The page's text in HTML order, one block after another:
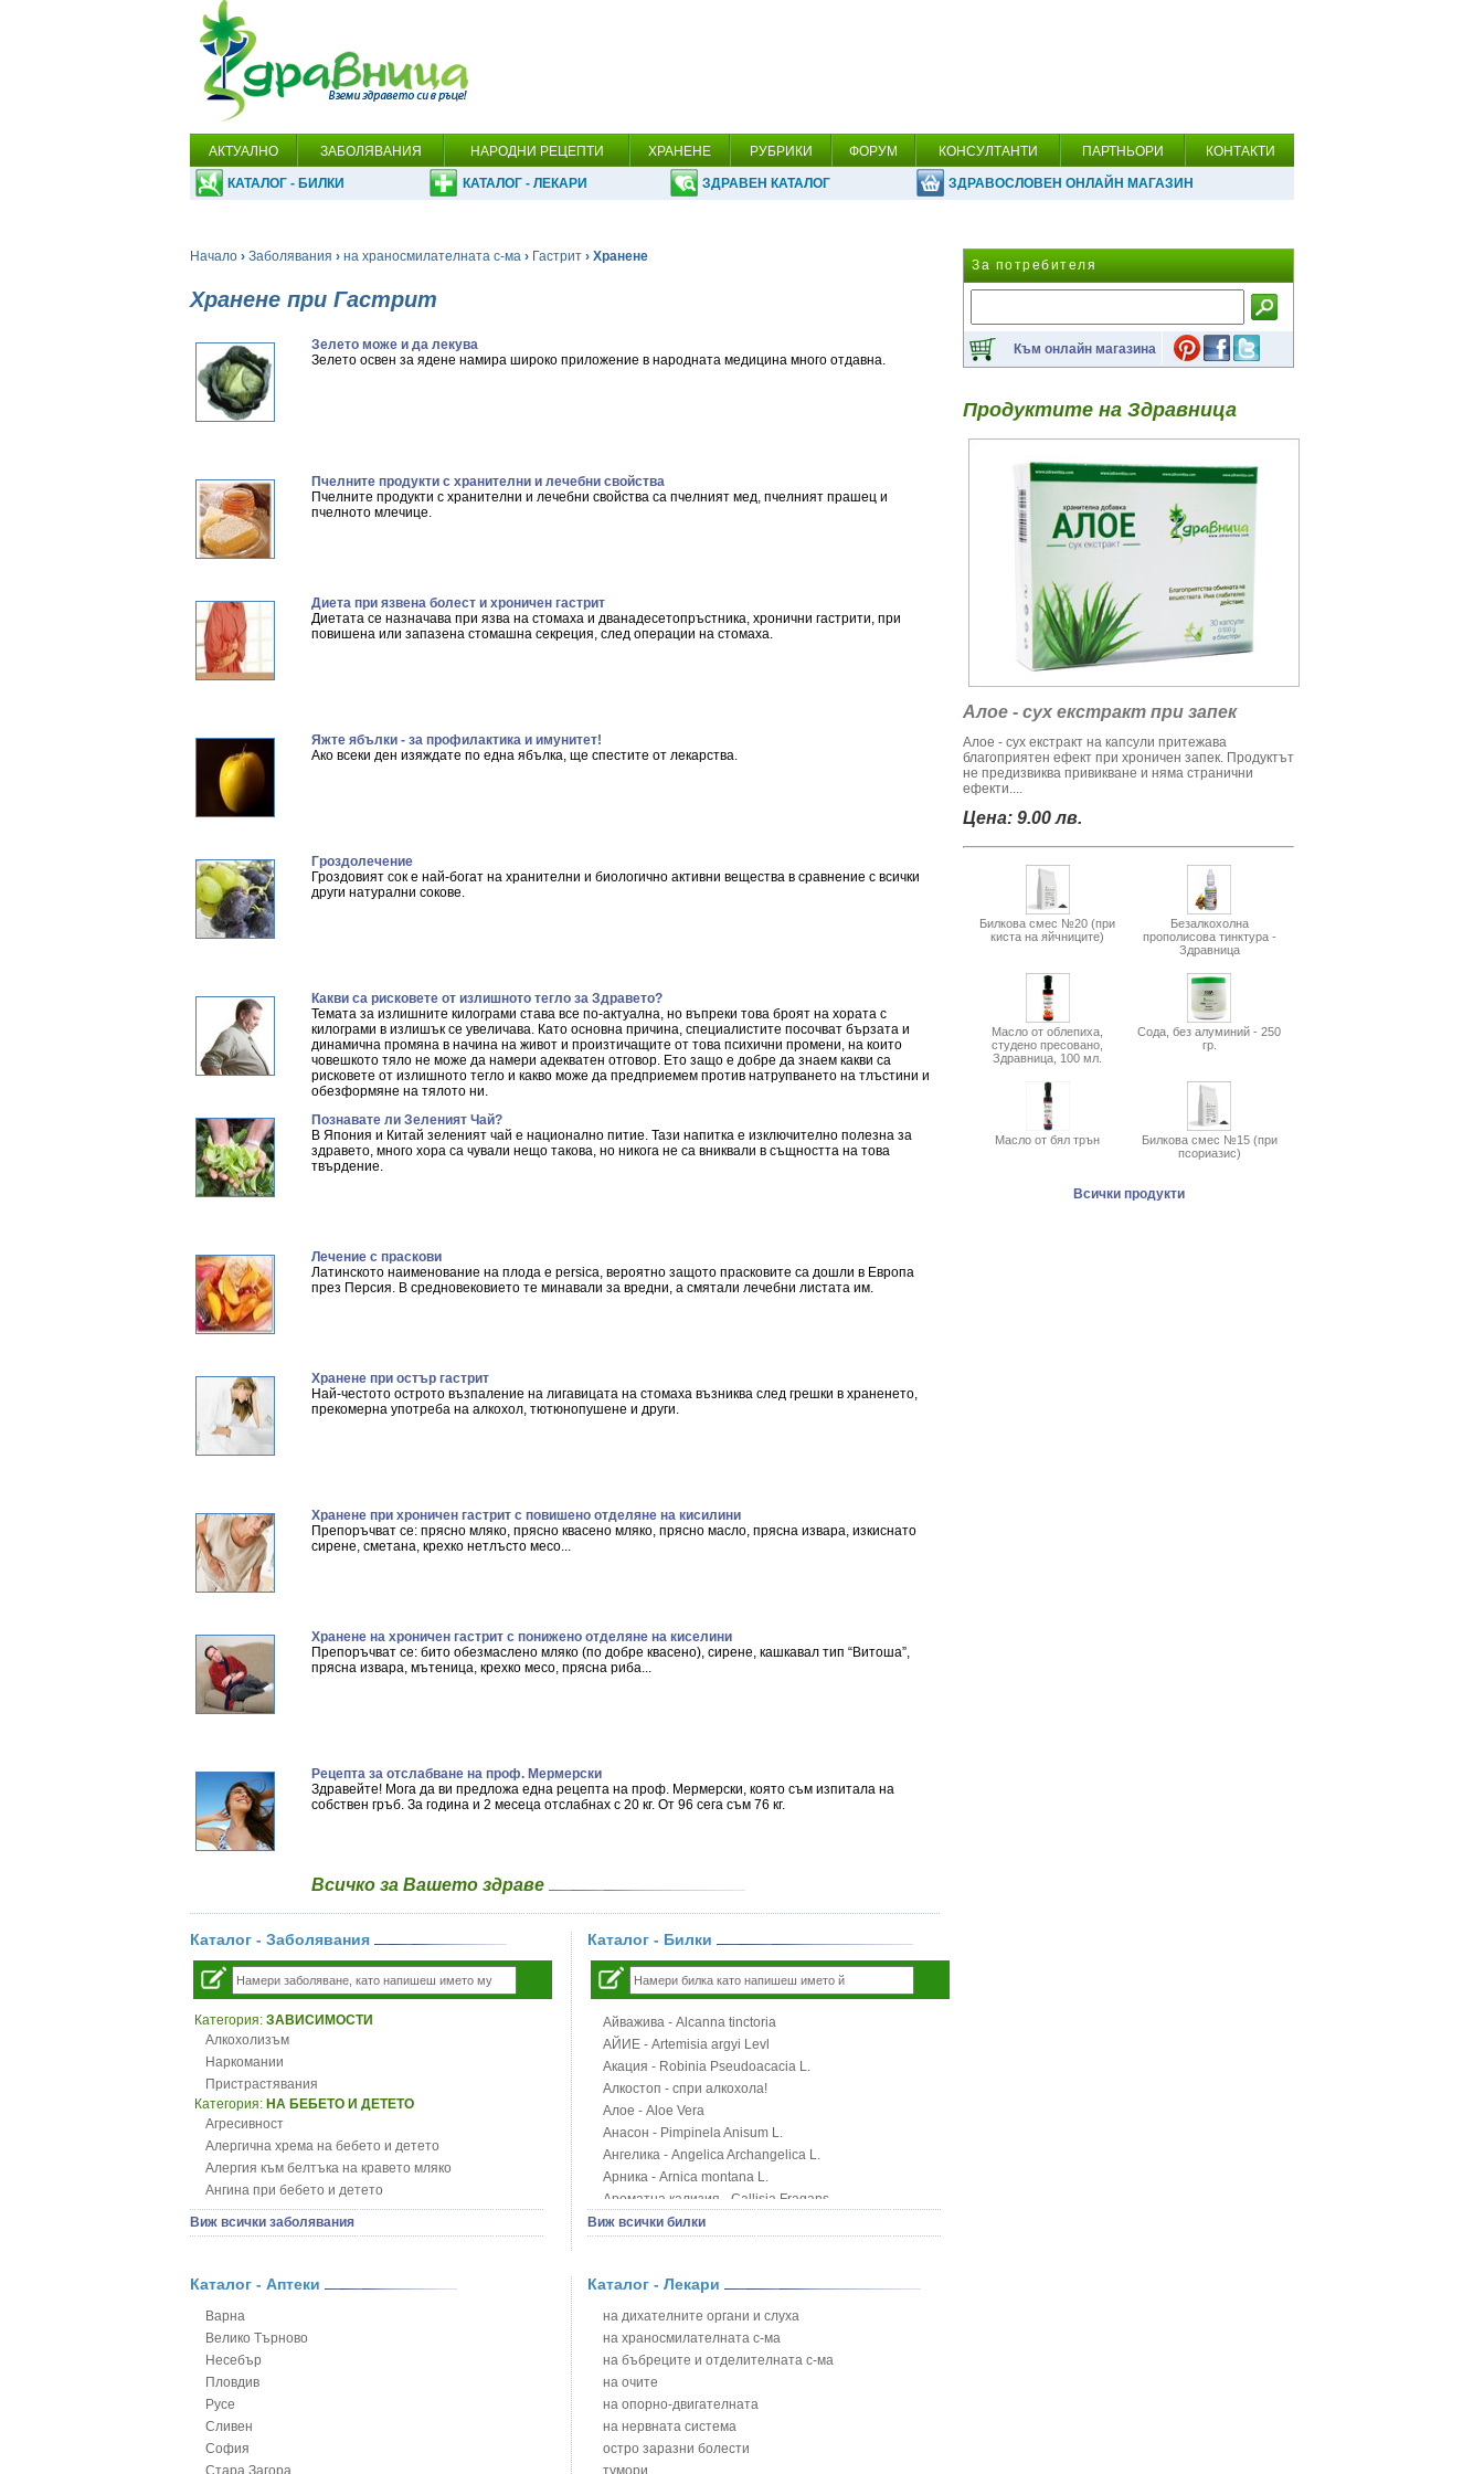
АКТУАЛНО ЗАБОЛЯВАНИЯ НАРОДНИ РЕЦЕПТИ ХРАНЕНЕ РУБРИКИ ФОРУМ КОНСУЛТАНТИ ПАРТНЬОРИ КОНТАКТИ
КАТАЛОГ - БИЛКИ КАТАЛОГ - ЛЕКАРИ ЗДРАВЕН КАТАЛОГ ЗДРАВОСЛОВЕН ОНЛАЙН МАГАЗИН
Начало › Заболявания › на храносмилателната с-ма › Гастрит › Хранене
Хранене при Гастрит
Зелето може и да лекува
Зелето освен за ядене намира широко приложение в народната медицина много отдавна.
Пчелните продукти с хранителни и лечебни свойства
Пчелните продукти с хранителни и лечебни свойства са пчелният мед, пчелният прашец и
пчелното млечице.
Диета при язвена болест и хроничен гастрит
Диетата се назначава при язва на стомаха и дванадесетопръстника, хронични гастрити, при
повишена или запазена стомашна секреция, след операции на стомаха.
Яжте ябълки - за профилактика и имунитет!
Ако всеки ден изяждате по една ябълка, ще спестите от лекарства.
Гроздолечение
Гроздовият сок е най-богат на хранителни и биологично активни вещества в сравнение с всички
други натурални сокове.
Какви са рисковете от излишното тегло за Здравето?
Темата за излишните килограми става все по-актуална, но въпреки това броят на хората с
килограми в излишък се увеличава. Като основна причина, специалистите посочват бързата и
динамична промяна в начина на живот и произтичащите от това психични промени, на които
човешкото тяло не може да намери адекватен отговор. Ето защо е добре да знаем какви са
рисковете от излишното тегло и какво може да предприемем против натрупването на тлъстини и
обезформяне на тялото ни.
Познавате ли Зеленият Чай?
В Япония и Китай зеленият чай е национално питие. Тази напитка е изключително полезна за
здравето, много хора са чували нещо такова, но никога не са вниквали в същността на това
твърдение.
Лечение с праскови
Латинското наименование на плода е persica, вероятно защото прасковите са дошли в Европа
през Персия. В средновековието те минавали за вредни, а смятали лечебни листата им.
Хранене при остър гастрит
Най-честото острото възпаление на лигавицата на стомаха възниква след грешки в храненето,
прекомерна употреба на алкохол, тютюнопушене и други.
Хранене при хроничен гастрит с повишено отделяне на кисилини
Препоръчват се: прясно мляко, прясно квасено мляко, прясно масло, прясна извара, изкиснато
сирене, сметана, крехко нетлъсто месо...
Хранене на хроничен гастрит с понижено отделяне на киселини
Препоръчват се: бито обезмаслено мляко (по добре квасено), сирене, кашкавал тип “Витоша”,
прясна извара, мътеница, крехко месо, прясна риба...
Рецепта за отслабване на проф. Мермерски
Здравейте! Мога да ви предложа една рецепта на проф. Мермерски, която съм изпитала на
собствен гръб. За година и 2 месеца отслабнах с 20 кг. От 96 сега съм 76 кг.
Всичко за Вашето здраве
Каталог - Заболявания
Категория: ЗАВИСИМОСТИ
Алкохолизъм
Наркомании
Пристрастявания
Категория: НА БЕБЕТО И ДЕТЕТО
Агресивност
Алергична хрема на бебето и детето
Алергия към белтъка на кравето мляко
Ангина при бебето и детето
Анемия при бебето и детето
Апетит - пълни деца
Безапетитие при бебето и детето
Бронхит и пневмония при деца
Варицела
Висока температура на бебето и детето
Възпаление на ушите на бебето и детето
Глисти
Грижа за пъпа на новороденото
Грип при бебето и детето
Виж всички заболявания
Каталог - Билки
Айважива - Alcanna tinctoria
АЙИЕ - Artemisia argyi Levl
Акация - Robinia Pseudoacacia L.
Алкостоп - спри алкохола!
Алое - Aloe Vera
Анасон - Pimpinela Anisum L.
Ангелика - Angelica Archangelica L.
Арника - Arnica montana L.
Ароматна кализия - Callisia Fragans
Арония - Sorbus melanocorpa
Блатен аир - Acorus calamus L.
Блатен тъжник - Spirea ulmaria L.
Блян
Бобови шушулки - Phaseolus Vulgaris L.
Божур - Paeonia Decora
Борови връхчета - Pinus sylvestris
Босилек - Ocimum Basillicum
Брей - Tamus Communis
Брош - Rubia tinctorum L.
Виж всички билки
Каталог - Аптеки
Варна
Велико Търново
Несебър
Пловдив
Русе
Сливен
София
Стара Загора
Каталог - Лекари
на дихателните органи и слуха
на храносмилателната с-ма
на бъбреците и отделителната с-ма
на очите
на опорно-двигателната
на нервната система
остро заразни болести
тумори
За потребителя
Към онлайн магазина
Продуктите на Здравница
Алое - сух екстракт при запек
Алое - сух екстракт на капсули притежава
благоприятен ефект при хроничен запек. Продуктът
не предизвиква привикване и няма странични
ефекти....
Цена: 9.00 лв.
Билкова смес №20 (при
киста на яйчниците)
Безалкохолна
прополисова тинктура -
Здравница
Масло от облепиха,
студено пресовано,
Здравница, 100 мл.
Сода, без алуминий - 250
гр.
Масло от бял трън
Билкова смес №15 (при
псориазис)
Всички продукти